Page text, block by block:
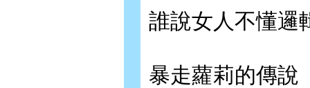
誰說女人不懂邏
暴走蘿莉的傳說